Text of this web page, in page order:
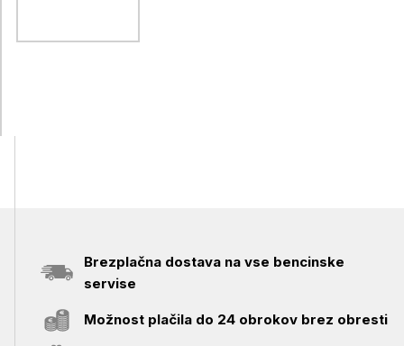
Brezplačna dostava na vse bencinske
servise
Možnost plačila do 24 obrokov brez obresti